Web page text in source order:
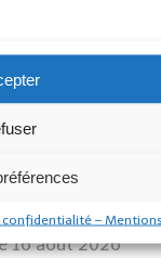
–
16 août 2026